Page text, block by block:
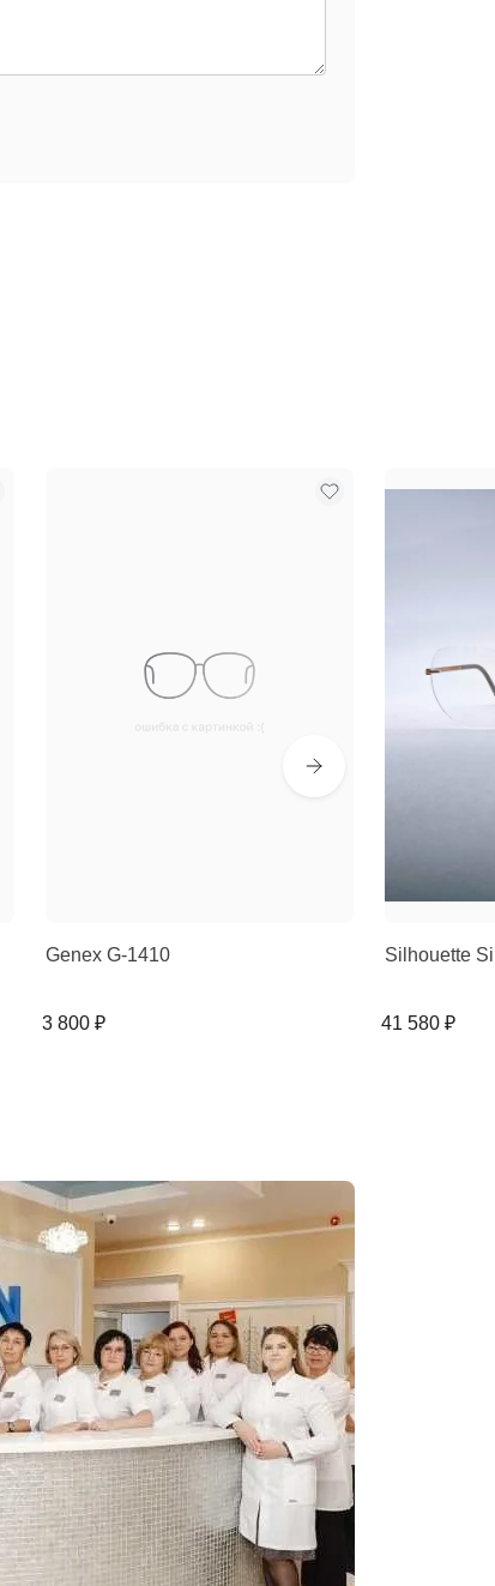
Genex G-1410
3 800 ₽
Silhouette
41 580 ₽